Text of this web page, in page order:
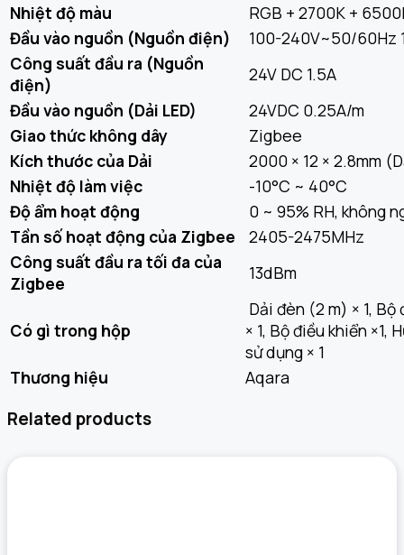
Nhiệt độ màu
RGB + 2700K +
Đầu vào nguồn (Nguồn điện)
100-240V~50/60Hz
Công suất đầu ra (Nguồn
điện)
24V DC 1.5A
Đầu vào nguồn (Dải LED)
24VDC 0.25A/m
Giao thức không dây
Zigbee
Kích thước của Dải
2000 × 12 × 2.8mm
Nhiệt độ làm việc
-10°C ~ 40°C
Độ ẩm hoạt động
0 ~ 95% RH, không
Tần số hoạt động của Zigbee
2405-2475MHz
Công suất đầu ra tối đa của
Zigbee
13dBm
Có gì trong hộp
Dải đèn (2 m) × 1, Bộ
× 1, Bộ điều khiển ×1,
sử dụng × 1
Thương hiệu
Aqara
Related products